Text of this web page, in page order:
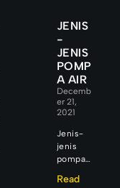
JENIS
-
JENIS
POMP
A AIR
Decemb
er 21,
2021
Jenis-
jenis
pompa
dipilih
Read